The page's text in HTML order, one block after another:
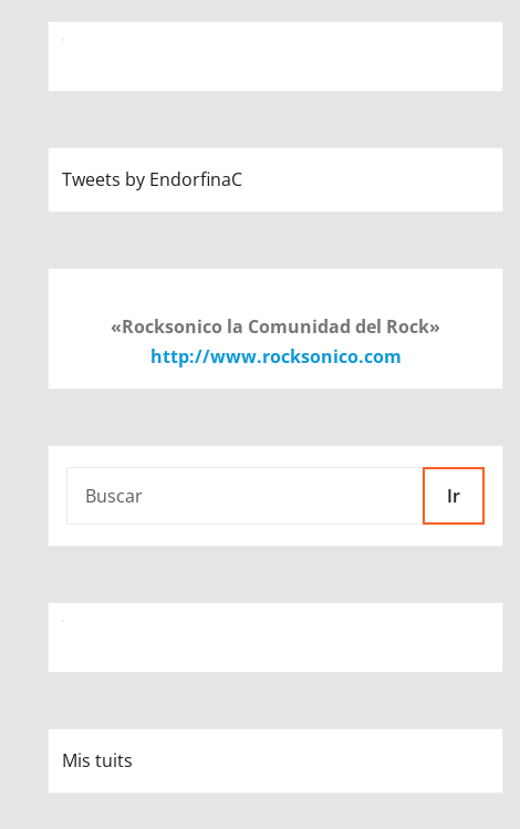
Tweets by EndorfinaC
«Rocksonico la Comunidad del Rock»
http://www.rocksonico.com
Ir
Mis tuits